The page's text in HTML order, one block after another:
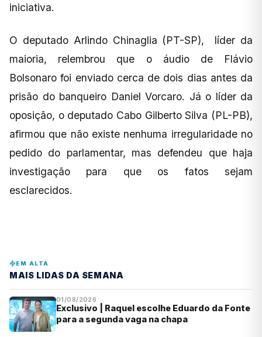
iniciativa.
O deputado Arlindo Chinaglia (PT-SP), líder da
maioria, relembrou que o áudio de Flávio
Bolsonaro foi enviado cerca de dois dias antes da
prisão do banqueiro Daniel Vorcaro. Já o líder da
oposição, o deputado Cabo Gilberto Silva (PL-PB),
afirmou que não existe nenhuma irregularidade no
pedido do parlamentar, mas defendeu que haja
investigação para que os fatos sejam
esclarecidos.
EM ALTA
MAIS LIDAS DA SEMANA
01/08/2026
Exclusivo | Raquel escolhe Eduardo da Fonte
para a segunda vaga na chapa